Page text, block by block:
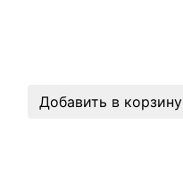
Добавить в корзину